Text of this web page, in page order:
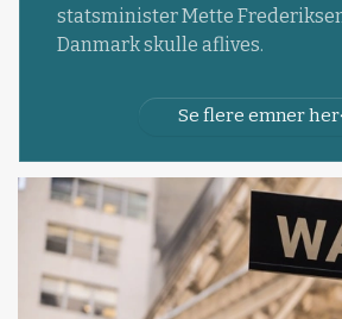
statsminister Mette
Danmark skulle aflives.
Se flere emner her